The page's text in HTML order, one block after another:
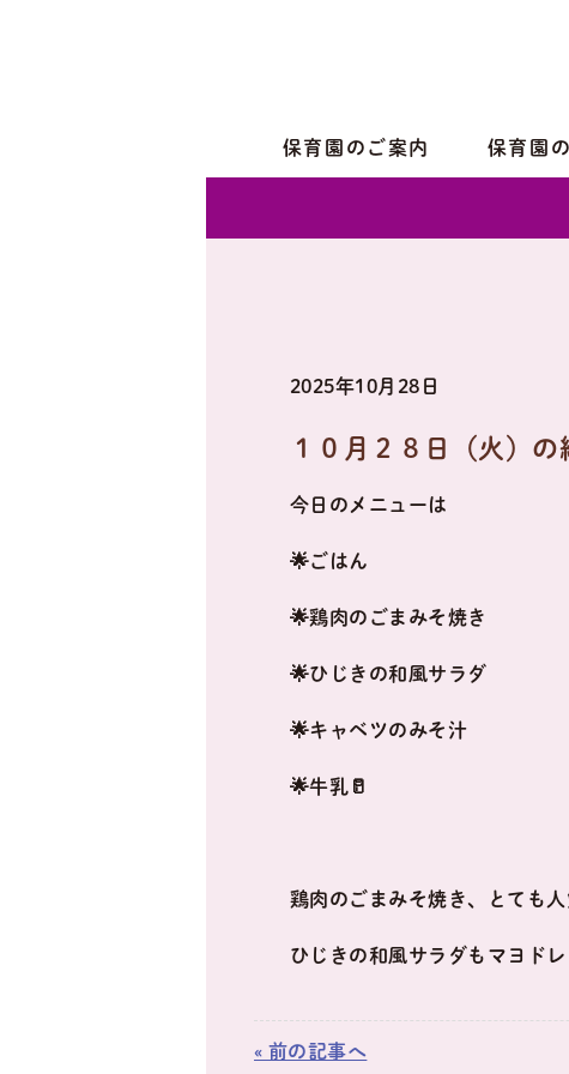
保育園のご案内 保育園
2025年10月28日
１０月２８日（火）の
今日のメニューは
🌟ごはん
🌟鶏肉のごまみそ焼き
🌟ひじきの和風サラダ
🌟キャベツのみそ汁
🌟牛乳🥛
鶏肉のごまみそ焼き、とても
ひじきの和風サラダもマヨド
« 前の記事へ